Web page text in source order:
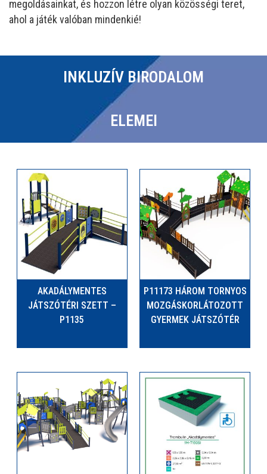
megoldásainkat, és hozzon létre olyan közösségi teret,
ahol a játék valóban mindenkié!
INKLUZÍV BIRODALOM
ELEMEI
AKADÁLYMENTES
JÁTSZÓTÉRI SZETT –
P1135
P11173 HÁROM TORNYOS
MOZGÁSKORLÁTOZOTT
GYERMEK JÁTSZÓTÉR